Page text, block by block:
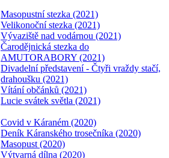
Masopustní stezka (2021)
Velikonoční stezka (2021)
Vývaziště nad vodárnou (2021)
Čarodějnická stezka do
AMUTORABORY (2021)
Divadelní představení - Čtyři vraždy stačí,
drahoušku (2021)
Vítání občánků (2021)
Lucie svátek světla (2021)
Covid v Káraném (2020)
Deník Káranského trosečníka (2020)
Masopust (2020)
Výtvarná dílna (2020)